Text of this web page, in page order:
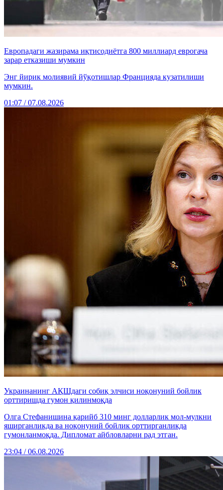
Европадаги жазирама иқтисодиётга 800 миллиард еврогача
зарар етказиши мумкин
Энг йирик молиявий йўқотишлар Францияда кузатилиши
мумкин.
01:07 / 07.08.2026
Украинанинг АҚШдаги собиқ элчиси ноқонуний бойлик
орттиришда гумон қилинмоқда
Олга Стефанишина қарийб 310 минг долларлик мол-мулкни
яширганликда ва ноқонуний бойлик орттирганликда
гумонланмоқда. Дипломат айбловларни рад этган.
23:04 / 06.08.2026